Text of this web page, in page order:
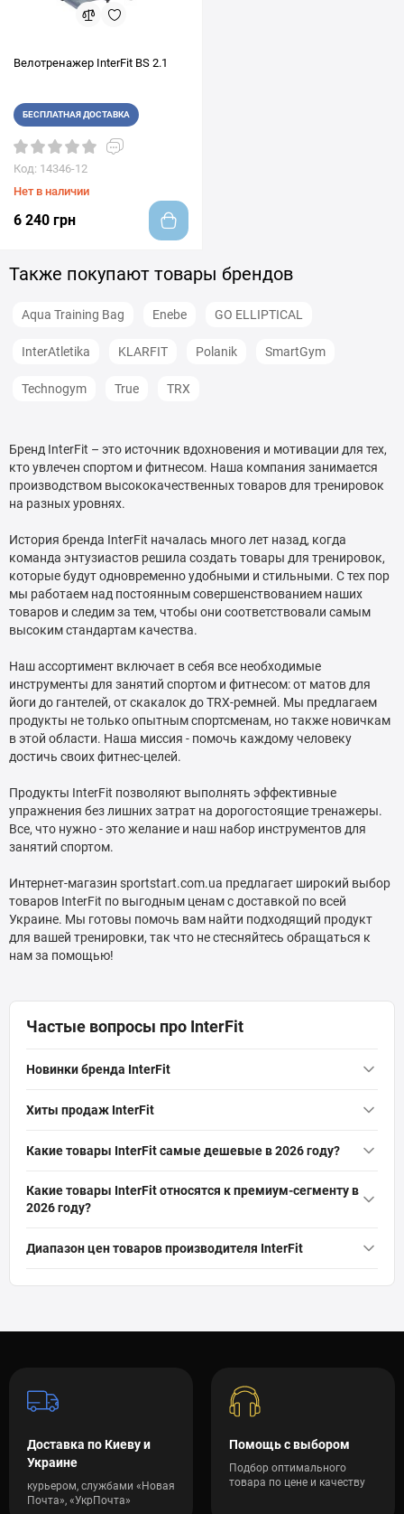
Велотренажер InterFit BS 2.1
БЕСПЛАТНАЯ ДОСТАВКА
Код: 14346-12
Нет в наличии
6 240 грн
Также покупают товары брендов
Aqua Training Bag Enebe GO ELLIPTICAL
InterAtletika KLARFIT Polanik SmartGym
Technogym True TRX
Бренд InterFit – это источник вдохновения и мотивации для тех,
кто увлечен спортом и фитнесом. Наша компания занимается
производством высококачественных товаров для тренировок
на разных уровнях.
История бренда InterFit началась много лет назад, когда
команда энтузиастов решила создать товары для тренировок,
которые будут одновременно удобными и стильными. С тех пор
мы работаем над постоянным совершенствованием наших
товаров и следим за тем, чтобы они соответствовали самым
высоким стандартам качества.
Наш ассортимент включает в себя все необходимые
инструменты для занятий спортом и фитнесом: от матов для
йоги до гантелей, от скакалок до TRX-ремней. Мы предлагаем
продукты не только опытным спортсменам, но также новичкам
в этой области. Наша миссия - помочь каждому человеку
достичь своих фитнес-целей.
Продукты InterFit позволяют выполнять эффективные
упражнения без лишних затрат на дорогостоящие тренажеры.
Все, что нужно - это желание и наш набор инструментов для
занятий спортом.
Интернет-магазин sportstart.com.ua предлагает широкий выбор
товаров InterFit по выгодным ценам с доставкой по всей
Украине. Мы готовы помочь вам найти подходящий продукт
для вашей тренировки, так что не стесняйтесь обращаться к
нам за помощью!
Частые вопросы про InterFit
Новинки бренда InterFit
Орбитрек InterFit ES 4.1
Хиты продаж InterFit
Орбитрек InterFit ES 4.1— 11 952 грн
Какие товары InterFit самые дешевые в 2026 году?
Орбитрек InterFit ES 4.1— 11 952 грн
Какие товары InterFit относятся к премиум-сегменту в
2026 году?
Орбитрек InterFit ES 4.1— 11 952 грн
Диапазон цен товаров производителя InterFit
Доставка по Киеву и
Украине
курьером, службами «Новая
Почта», «УкрПочта»
Помощь с выбором
Подбор оптимального
товара по цене и качеству